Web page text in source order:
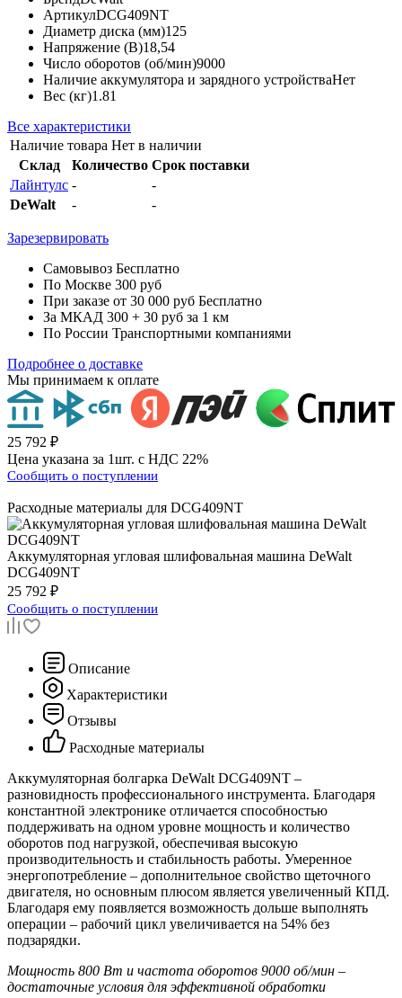
АртикулDCG409NT
Диаметр диска (мм)125
Напряжение (В)18,54
Число оборотов (об/мин)9000
Наличие аккумулятора и зарядного устройстваНет
Вес (кг)1.81
Все характеристики
Наличие товара Нет в наличии
Склад
Количество Срок поставки
Лайнтулс -
-
DeWalt
- -
Зарезервировать
Самовывоз Бесплатно
По Москве 300 руб
При заказе от 30 000 руб Бесплатно
За МКАД 300 + 30 руб за 1 км
По России Транспортными компаниями
Подробнее о доставке
Мы принимаем к оплате
25 792 ₽
Цена указана за 1шт. с НДС 22%
Сообщить о поступлении
Расходные материалы для DCG409NT
Аккумуляторная угловая шлифовальная машина DeWalt
DCG409NT
25 792 ₽
Сообщить о поступлении
Описание
Характеристики
Отзывы
Расходные материалы
Аккумуляторная болгарка DeWalt DCG409NT –
разновидность профессионального инструмента. Благодаря
константной электронике отличается способностью
поддерживать на одном уровне мощность и количество
оборотов под нагрузкой, обеспечивая высокую
производительность и стабильность работы. Умеренное
энергопотребление – дополнительное свойство щеточного
двигателя, но основным плюсом является увеличенный КПД.
Благодаря ему появляется возможность дольше выполнять
операции – рабочий цикл увеличивается на 54% без
подзарядки.
Мощность 800 Вт и частота оборотов 9000 об/мин –
достаточные условия для эффективной обработки